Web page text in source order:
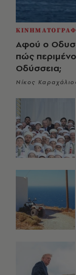
Αφού ο
πώς
Οδύσσεια;
Νίκος